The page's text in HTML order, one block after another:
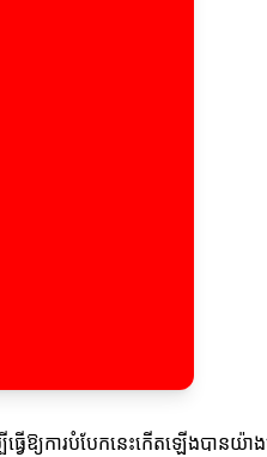
ធ្វើឱ្យការបំបែកនេះកើតឡើងបានយ៉